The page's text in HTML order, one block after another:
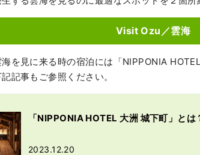
Visit Ozu／雲海
海を見に来る時の宿泊には「NIPPONIA
記事もご参照ください。
「NIPPONIA HOTEL 大洲 城下町」と
2023.12.20